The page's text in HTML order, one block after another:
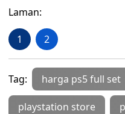
Laman:
1 2
Tag: harga ps5 full set
playstation store